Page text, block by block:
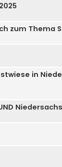
zum Thema
in